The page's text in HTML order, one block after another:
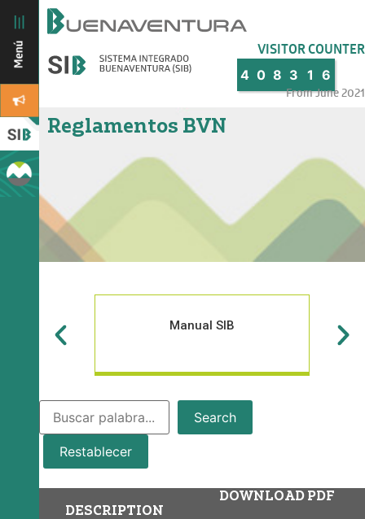
VISITOR COUNTER
4 0 8 3 1 6
From June 2021
Reglamentos BVN
Manual SIB
Search
Restablecer
DESCRIPTION
DOWNLOAD PDF